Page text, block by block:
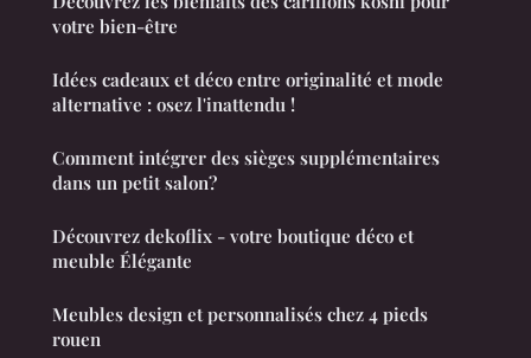
votre bien-être
Idées cadeaux et déco entre originalité et mode
alternative : osez l'inattendu !
Comment intégrer des sièges supplémentaires
dans un petit salon?
Découvrez dekoflix - votre boutique déco et
meuble Élégante
Meubles design et personnalisés chez 4 pieds
rouen